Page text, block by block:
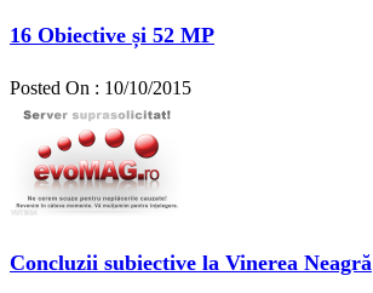
16 Obiective și 52 MP
Posted On : 10/10/2015
Concluzii subiective la Vinerea Neagră